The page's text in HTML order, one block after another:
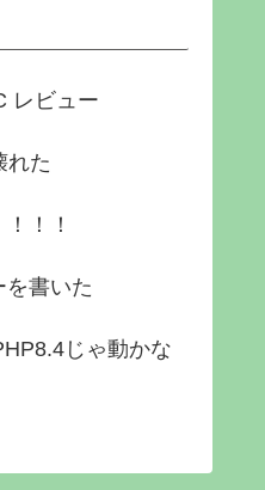
レビュー
れた
！！
を書いた
じゃ動かな